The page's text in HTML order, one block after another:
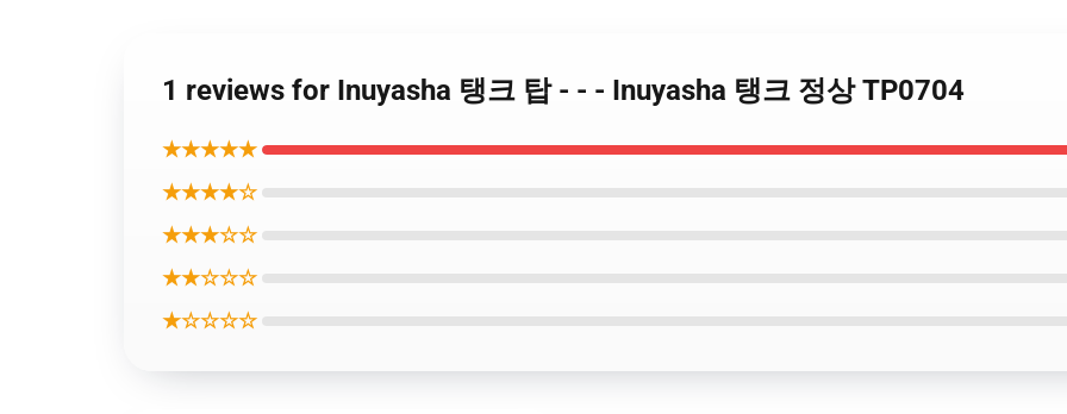
1 reviews for Inuyasha 탱크 탑 - - - Inuyasha 탱크 정상 TP0704
★★★★★
★★★★☆
★★★☆☆
★★☆☆☆
★☆☆☆☆